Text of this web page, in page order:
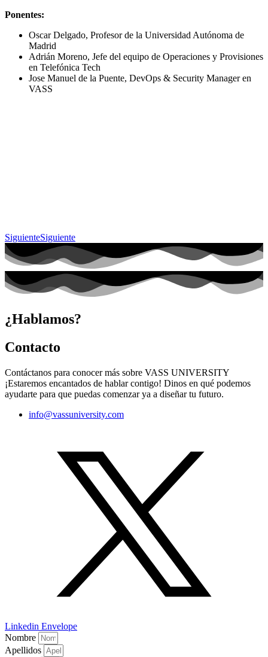
Ponentes:
Oscar Delgado, Profesor de la Universidad Autónoma de
Madrid
Adrián Moreno, Jefe del equipo de Operaciones y Provisiones
en Telefónica Tech
Jose Manuel de la Puente, DevOps & Security Manager en
VASS
SiguienteSiguiente
¿Hablamos?
Contacto
Contáctanos para conocer más sobre VASS UNIVERSITY
¡Estaremos encantados de hablar contigo! Dinos en qué podemos
ayudarte para que puedas comenzar ya a diseñar tu futuro.
info@vassuniversity.com
Linkedin Envelope
Nombre
Apellidos